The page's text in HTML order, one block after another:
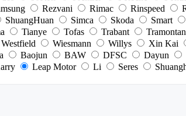
Rezvani Rimac Rinspeed
ShuangHuan Simca Skoda Smart
Tianye Tofas Trabant
Westfield Wiesmann Willys Xin Kai
Baojun BAW DFSC Dayun
Leap Motor Li Seres